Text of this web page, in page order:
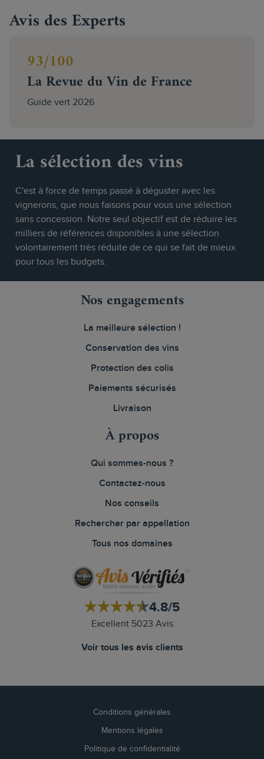
Avis des Experts
93/100
La Revue du Vin de France
Guide vert 2026
La sélection des vins
C'est à force de temps passé à déguster avec les
vignerons, que nous faisons pour vous une sélection
sans concession. Notre seul objectif est de réduire les
milliers de références disponibles à une sélection
volontairement très réduite de ce qui se fait de mieux
pour tous les budgets.
Nos engagements
La meilleure sélection !
Conservation des vins
Protection des colis
Paiements sécurisés
Livraison
À propos
Qui sommes-nous ?
Contactez-nous
Nos conseils
Rechercher par appellation
Tous nos domaines
4.8/5
Excellent 5023 Avis
Voir tous les avis clients
Conditions générales
Mentions légales
Politique de confidentialité